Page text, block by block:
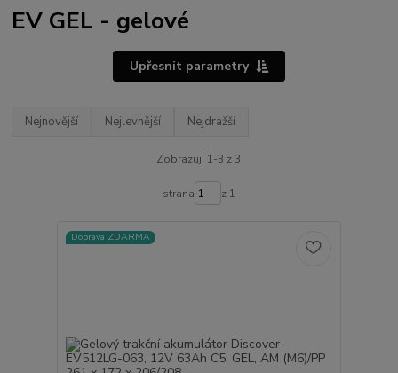
EV GEL - gelové
Upřesnit parametry
Nejnovější Nejlevnější Nejdražší
Zobrazuji 1-3 z 3
strana z 1
Doprava ZDARMA